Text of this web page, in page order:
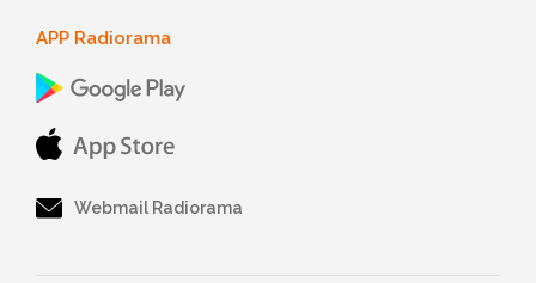
APP Radiorama
Webmail Radiorama